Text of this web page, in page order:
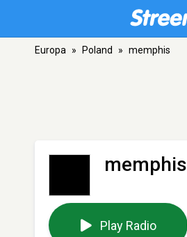
Europa » Poland » memphis
memphis
Play Radio